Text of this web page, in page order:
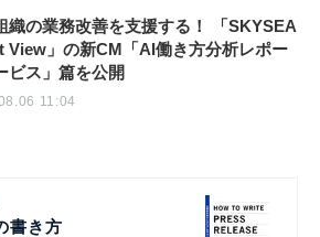
織の業務改善を支援する！ 「SKYSEA
View」の新CM「AI働き方分析レポー
ビス」篇を公開
11:04
書き方